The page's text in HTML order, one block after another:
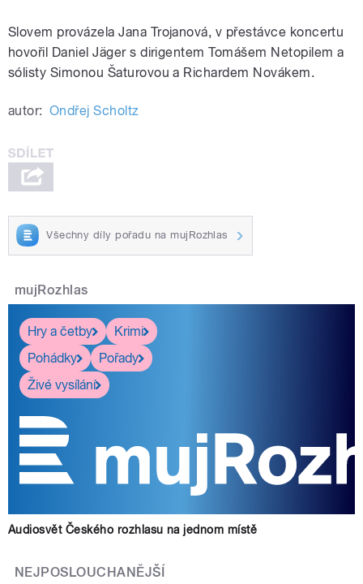
Slovem provázela Jana Trojanová, v přestávce koncertu
hovořil Daniel Jäger s dirigentem Tomášem Netopilem a
sólisty Simonou Šaturovou a Richardem Novákem.
autor: Ondřej Scholtz
Všechny díly pořadu na mujRozhlas
mujRozhlas
Hry a četby
Krimi
Pohádky
Pořady
Živé vysílání
Audiosvět Českého rozhlasu na jednom místě
NEJPOSLOUCHANĚJŠÍ